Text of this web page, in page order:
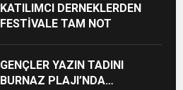
KATILIMCI DERNEKLERDEN
FESTİVALE TAM NOT
GENÇLER YAZIN TADINI
BURNAZ PLAJI’NDA